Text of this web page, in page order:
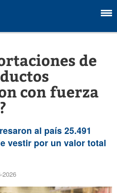
de
con fuerza
al país 25.491
vestir por un valor total
2026